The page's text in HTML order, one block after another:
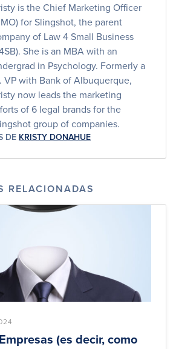
is the Chief Marketing Officer
for Slingshot, the parent
of Law 4 Small Business
She is an MBA with an
in Psychology. Formerly a
VP with Bank of Albuquerque,
now leads the marketing
of 6 legal brands for the
group of companies.
DE KRISTY DONAHUE
RELACIONADAS
(es decir, como